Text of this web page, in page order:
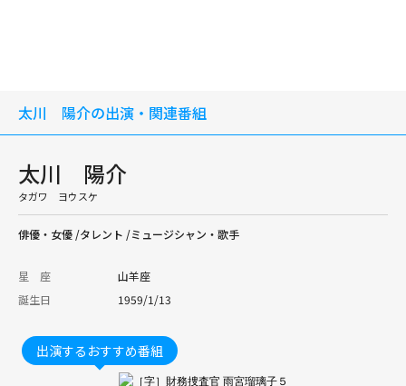
太川 陽介の出演・関連番組
太川 陽介
タガワ ヨウスケ
俳優・女優 /タレント /ミュージシャン・歌手
星 座
山羊座
誕生日
1959/1/13
出演するおすすめ番組